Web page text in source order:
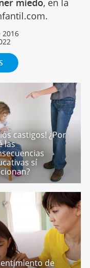
2016
castigos! ¿Por
las
sí
de